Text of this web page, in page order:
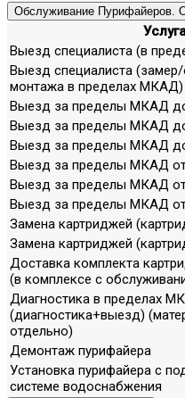
Обслуживание Пурифайеров.
Выезд специалиста (в
Выезд специалиста
монтажа в пределах МКАД)
Выезд за пределы МКАД
Выезд за пределы МКАД
Выезд за пределы МКАД
Выезд за пределы МКАД
Выезд за пределы МКАД
Выезд за пределы МКАД
Замена картриджей
Замена картриджей
Доставка комплекта
(в комплексе с
Диагностика в пределах
(диагностика+выезд)
отдельно)
Демонтаж пурифайера
Установка пурифайера с
системе водоснабжения